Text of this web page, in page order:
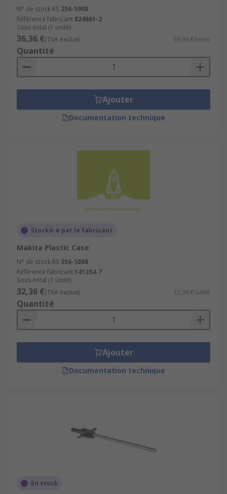
N° de stock RS 256-5908
Référence fabricant 824861-2
Sous-total (1 unité)
36,36 €(TVA exclue) 36,36 €/unité
Quantité
Ajouter
Documentation technique
Stocké-e par le fabricant
Makita Plastic Case
N° de stock RS 256-5888
Référence fabricant 141354-7
Sous-total (1 unité)
32,36 €(TVA exclue) 32,36 €/unité
Quantité
Ajouter
Documentation technique
En stock